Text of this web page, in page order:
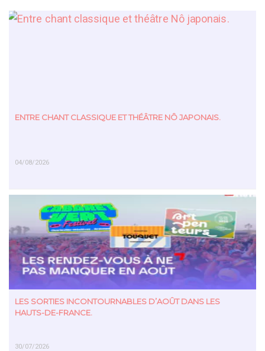
ENTRE CHANT CLASSIQUE ET THÉÂTRE NÔ JAPONAIS.
04/08/2026
EN SAVOIR PLUS
LES SORTIES INCONTOURNABLES D’AOÛT DANS LES
HAUTS-DE-FRANCE.
30/07/2026